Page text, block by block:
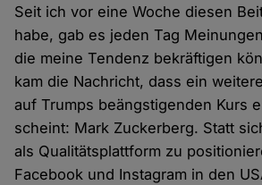
Seit ich vor eine Woche diesen
habe, gab es jeden Tag
die meine Tendenz bekräftigen
kam die Nachricht, dass ein
auf Trumps beängstigenden Kurs
scheint: Mark Zuckerberg. Statt
als Qualitätsplattform zu
Facebook und Instagram in den